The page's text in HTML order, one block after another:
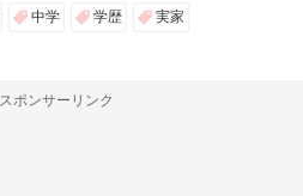
中学 学歴 実家
ポンサーリンク